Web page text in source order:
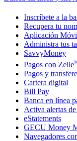
Inscríbete a la
Recupera tu
Aplicación
Administra tus
SavvyMoney
Pagos con Zelle
Pagos y
Cartera digital
Bill Pay
Banca en línea
Activa alertas
eStatements
GECU Money
Navegadores